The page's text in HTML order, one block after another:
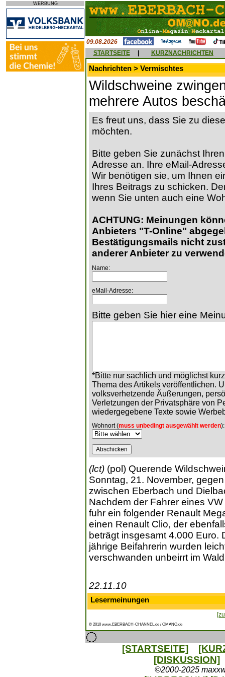
WERBUNG
09.08.2026
STARTSEITE
KURZNACHRICHTEN
Nachrichten > Vermischtes
Wildschweine
mehrere Autos
Es freut uns, dass Sie zu
möchten.
Bitte geben Sie zunächst
Adresse an. Ihre eMail-
Wir benötigen sie, um Ihnen
Ihres Beitrags zu schicken.
wenn Sie unten auch eine
ACHTUNG: Meinungen
Anbieters "T-Online"
Bestätigungsmails nicht
anderer Anbieter zu
Name:
eMail-Adresse:
Bitte geben Sie hier eine
*Bitte nur sachlich und möglichst
Thema des Artikels veröffentlichen.
volksverhetzende Äußerungen,
Verletzungen der Privatsphäre von
wiedergegebene Texte sowie
Wohnort (muss unbedingt ausgewählt werden):
(lct) (pol) Querende
Sonntag, 21. November,
zwischen Eberbach und
Nachdem der Fahrer eines
fuhr ein folgender Renault
einen Renault Clio, der
beträgt insgesamt 4.000 Euro.
jährige Beifahrerin wurden
verschwanden unbeirrt im
22.11.10
Lesermeinungen
© 2010 www.EBERBACH-CHANNEL.de / OMANO.de
[STARTSEITE]
[DISKUSSION]
©2000-2025